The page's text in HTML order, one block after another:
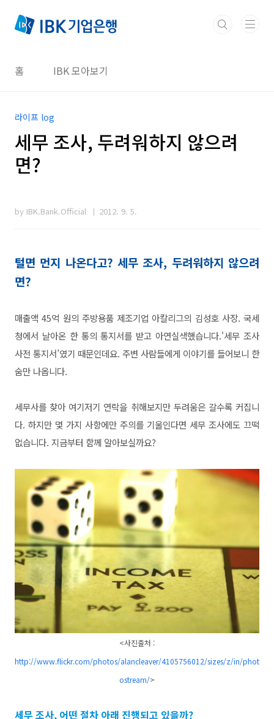
홈 IBK 모아보기
라이프 log
세무 조사, 두려워하지 않으려
면?
by IBK.Bank.Official 2012. 9. 5.
털면 먼지 나온다고? 세무 조사, 두려워하지 않으려
면?
매출액 45억 원의 주방용품 제조기업 아칼리그의 김성호 사장. 국세
청에서 날아온 한 통의 통지서를 받고 아연실색했습니다.'세무 조사
사전 통지서’였기 때문인데요. 주변 사람들에게 이야기를 들어보니 한
숨만 나옵니다.
세무사를 찾아 여기저기 연락을 취해보지만 두려움은 갈수록 커집니
다. 하지만 몇 가지 사항에만 주의를 기울인다면 세무 조사에도 끄떡
없습니다. 지금부터 함께 알아보실까요?
<사진출처 :
http://www.flickr.com/photos/alancleaver/4105756012/sizes/z/in/phot
ostream/>
세무 조사, 어떤 절차 아래 진행되고 있을까?